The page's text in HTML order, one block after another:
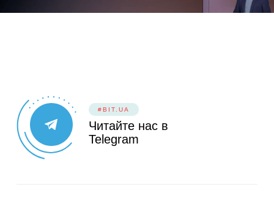
#BIT.UA
Читайте нас в
Telegram